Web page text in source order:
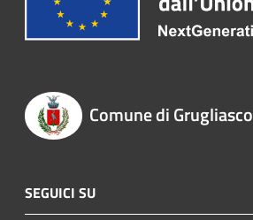
Comune di Grugliasco
SEGUICI SU